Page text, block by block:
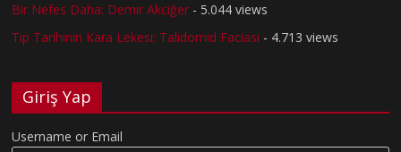
Bir Nefes Daha: Demir Akciğer - 5.044 views
Tıp Tarihinin Kara Lekesi: Talidomid Faciası - 4.713 views
Giriş Yap
Username or Email